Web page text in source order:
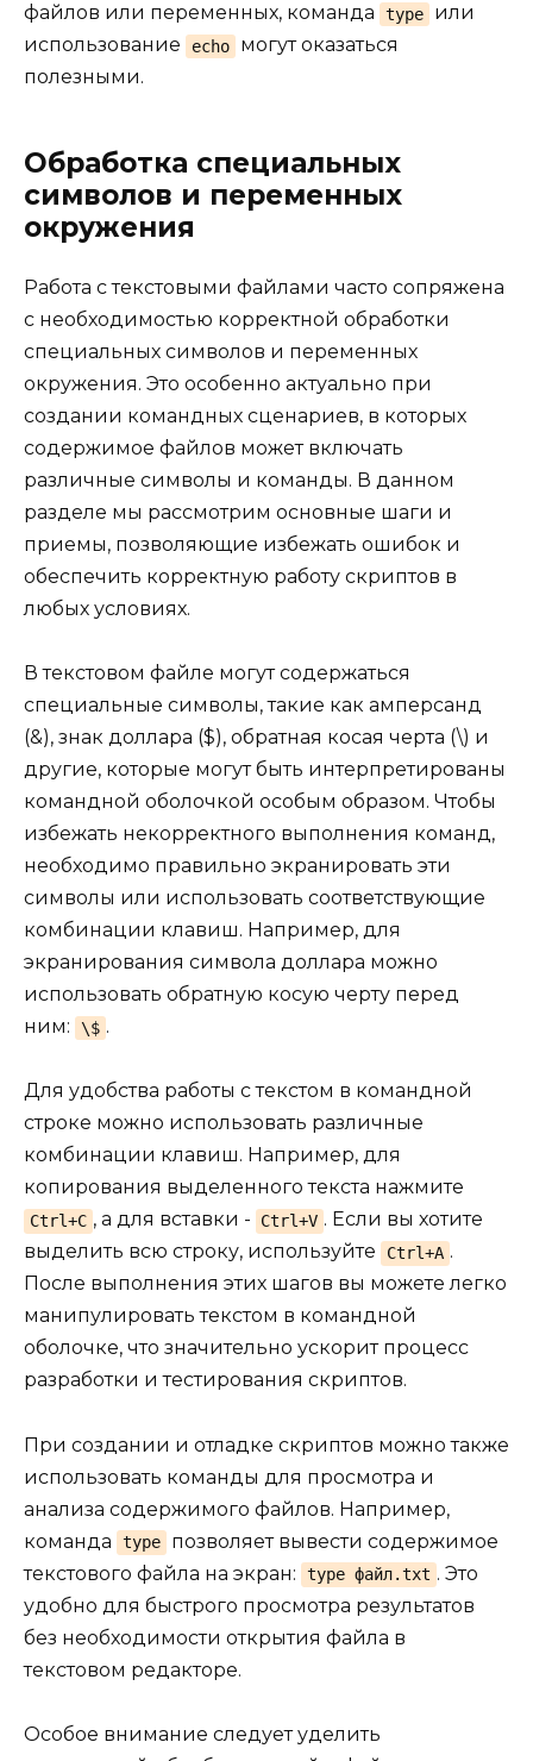
файлов или переменных, команда
type
или
использование
echo
могут оказаться
полезными.
Обработка специальных
символов и переменных
окружения
Работа с текстовыми файлами часто сопряжена
с необходимостью корректной обработки
специальных символов и переменных
окружения. Это особенно актуально при
создании командных сценариев, в которых
содержимое файлов может включать
различные символы и команды. В данном
разделе мы рассмотрим основные шаги и
приемы, позволяющие избежать ошибок и
обеспечить корректную работу скриптов в
любых условиях.
В текстовом файле могут содержаться
специальные символы, такие как амперсанд
(&), знак доллара ($), обратная косая черта (\) и
другие, которые могут быть интерпретированы
командной оболочкой особым образом. Чтобы
избежать некорректного выполнения команд,
необходимо правильно экранировать эти
символы или использовать соответствующие
комбинации клавиш. Например, для
экранирования символа доллара можно
использовать обратную косую черту перед
ним:
\$ .
Для удобства работы с текстом в командной
строке можно использовать различные
комбинации клавиш. Например, для
копирования выделенного текста нажмите
Ctrl+C , а для вставки - Ctrl+V . Если вы хотите
выделить всю строку, используйте
Ctrl+A .
После выполнения этих шагов вы можете легко
манипулировать текстом в командной
оболочке, что значительно ускорит процесс
разработки и тестирования скриптов.
При создании и отладке скриптов можно также
использовать команды для просмотра и
анализа содержимого файлов. Например,
команда
type
позволяет вывести содержимое
текстового файла на экран:
type файл.txt . Это
удобно для быстрого просмотра результатов
без необходимости открытия файла в
текстовом редакторе.
Особое внимание следует уделить